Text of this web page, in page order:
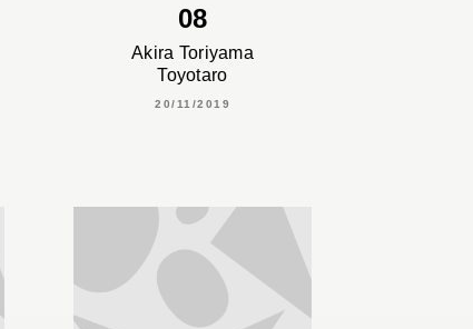
08
Akira Toriyama
Toyotaro
20/11/2019